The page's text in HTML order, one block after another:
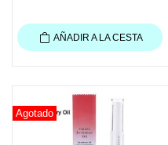
AÑADIR A LA CESTA
Agotado